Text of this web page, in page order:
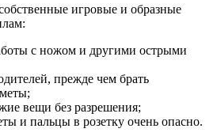
игровые и образные
с ножом и другими острыми
прежде чем брать
вещи без разрешения;
и пальцы в розетку очень опасно.